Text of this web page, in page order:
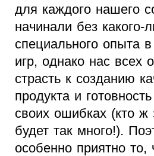
для каждого нашего
начинали без какого-
специального опыта
игр, однако нас всех
страсть к созданию
продукта и
своих ошибках (кто ж
будет так много!).
особенно приятно то,